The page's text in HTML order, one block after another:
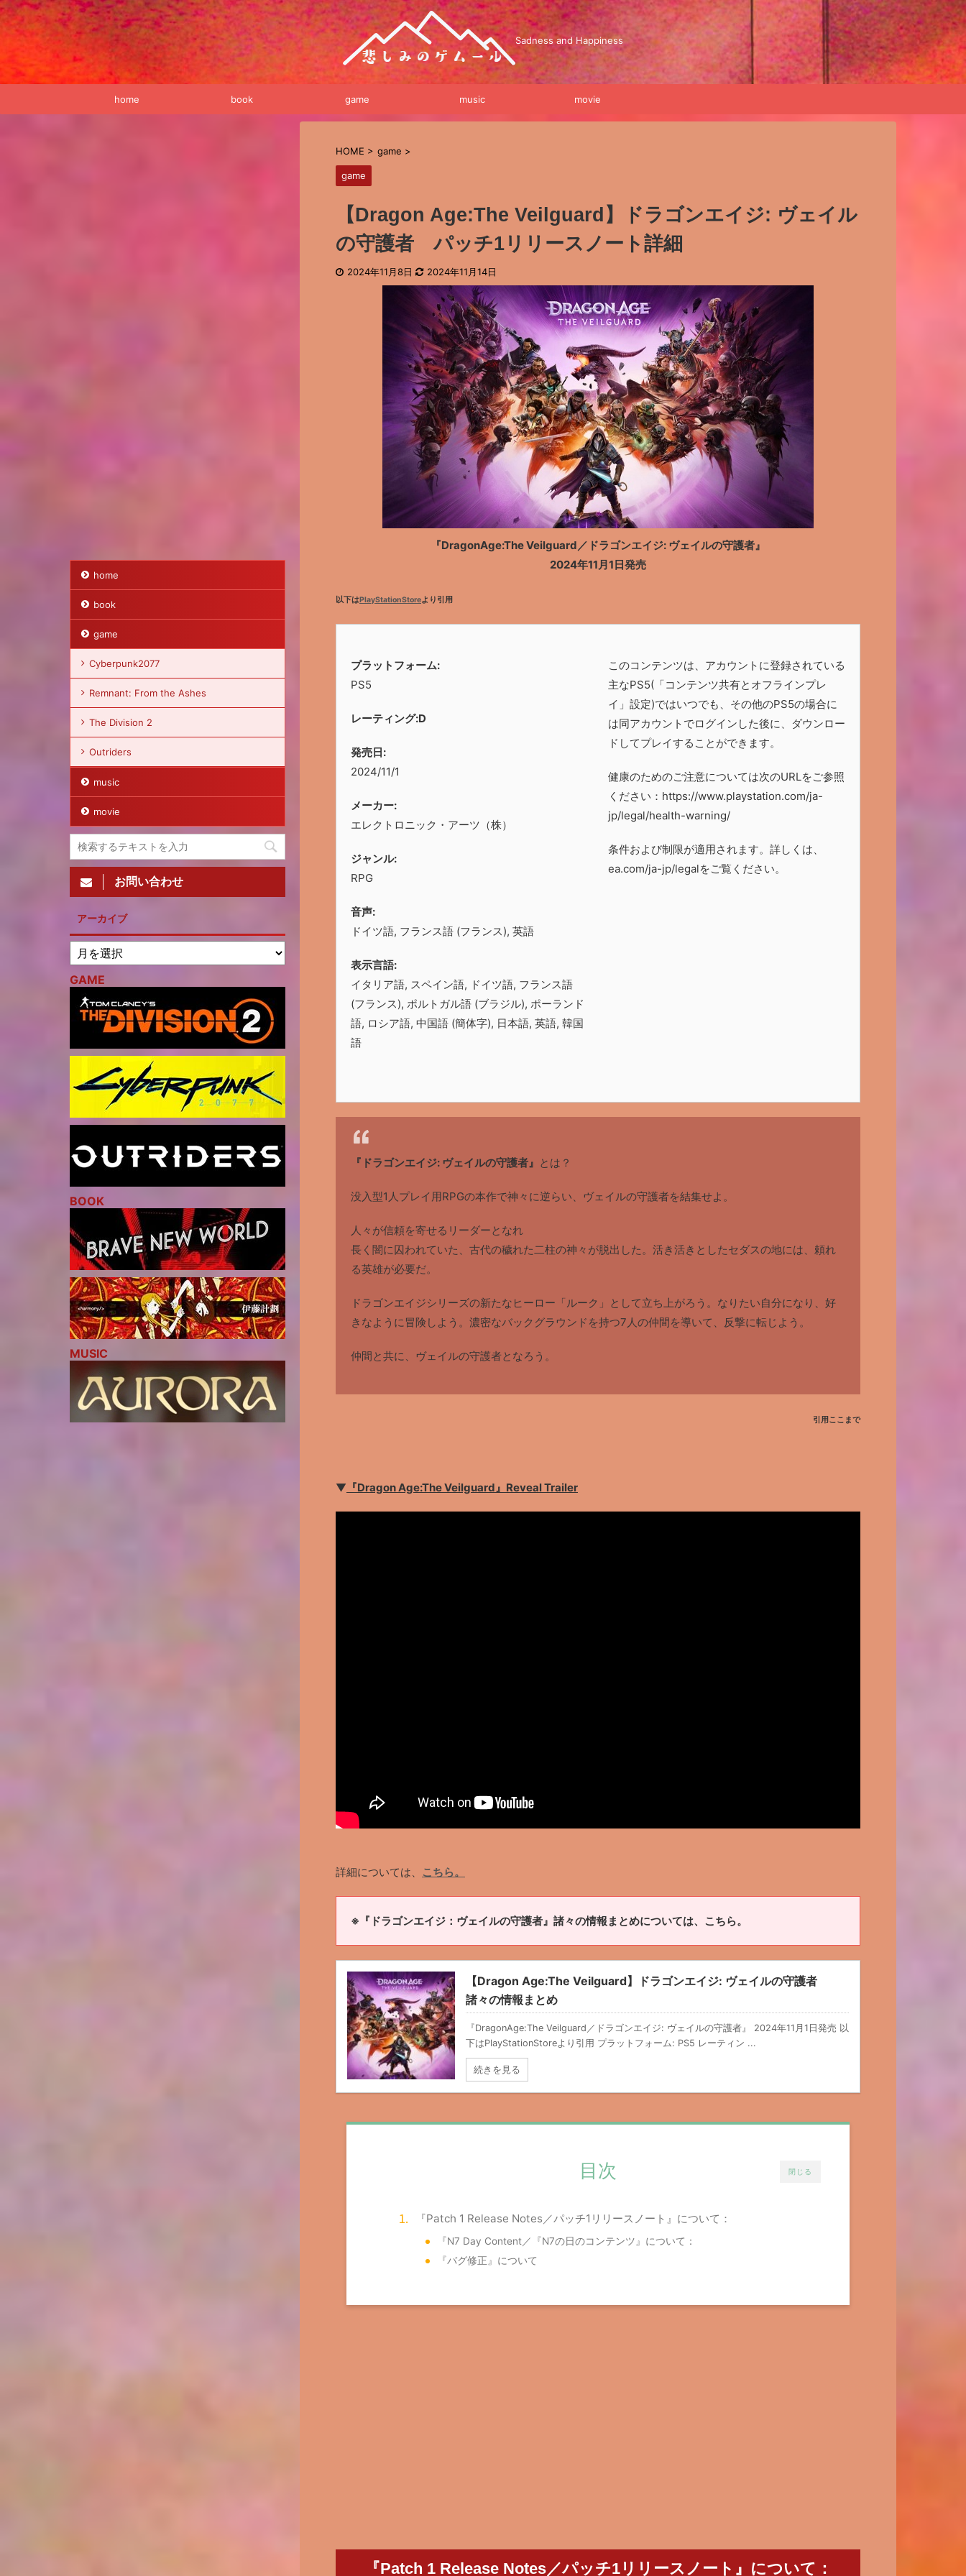
Sadness and Happiness
home book game music movie
HOME > game >
game
【Dragon Age:The Veilguard】ドラゴンエイジ: ヴェイル
の守護者 パッチ1リリースノート詳細
2024年11月8日 2024年11月14日
『DragonAge:The Veilguard／ドラゴンエイジ: ヴェイルの守護者』
2024年11月1日発売
以下はPlayStationStoreより引用
プラットフォーム:
PS5
レーティング:D
発売日:
2024/11/1
メーカー:
エレクトロニック・アーツ（株）
ジャンル:
RPG
音声:
ドイツ語, フランス語 (フランス), 英語
表示言語:
イタリア語, スペイン語, ドイツ語, フランス語
(フランス), ポルトガル語 (ブラジル), ポーランド
語, ロシア語, 中国語 (簡体字), 日本語, 英語, 韓国
語
このコンテンツは、アカウントに登録されている
主なPS5(「コンテンツ共有とオフラインプレ
イ」設定)ではいつでも、その他のPS5の場合に
は同アカウントでログインした後に、ダウンロー
ドしてプレイすることができます。
健康のためのご注意については次のURLをご参照
ください：https://www.playstation.com/ja-
jp/legal/health-warning/
条件および制限が適用されます。詳しくは、
ea.com/ja-jp/legalをご覧ください。
『ドラゴンエイジ: ヴェイルの守護者』 とは？
没入型1人プレイ用RPGの本作で神々に逆らい、ヴェイルの守護者を結集せよ。
人々が信頼を寄せるリーダーとなれ
長く闇に囚われていた、古代の穢れた二柱の神々が脱出した。活き活きとしたセダスの地には、頼れ
る英雄が必要だ。
ドラゴンエイジシリーズの新たなヒーロー「ルーク」として立ち上がろう。なりたい自分になり、好
きなように冒険しよう。濃密なバックグラウンドを持つ7人の仲間を導いて、反撃に転じよう。
仲間と共に、ヴェイルの守護者となろう。
引用ここまで
▼ 『Dragon Age:The Veilguard』Reveal Trailer
詳細については、 こちら。
※『ドラゴンエイジ：ヴェイルの守護者』諸々の情報まとめについては、こちら。
【Dragon Age:The Veilguard】ドラゴンエイジ: ヴェイルの守護者
諸々の情報まとめ
『DragonAge:The Veilguard／ドラゴンエイジ: ヴェイルの守護者』 2024年11月1日発売 以
下はPlayStationStoreより引用 プラットフォーム: PS5 レーティン ...
続きを見る
閉じる
目次
『Patch 1 Release Notes／パッチ1リリースノート』について：
『N7 Day Content／『N7の日のコンテンツ』について：
『バグ修正』について
『Patch 1 Release Notes／パッチ1リリースノート』について：
home
book
game
Cyberpunk2077
Remnant: From the Ashes
The Division 2
Outriders
music
movie
お問い合わせ
アーカイブ
GAME
BOOK
MUSIC